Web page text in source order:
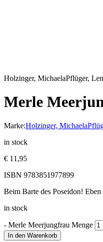
Holzinger, MichaelaPflüger,
Merle
Marke:Holzinger, Michaela
in stock
€ 11,95
ISBN 9783851977899
Beim Barte des Poseidon!
in stock
- Merle Meerjungfrau Menge
In den Warenkorb